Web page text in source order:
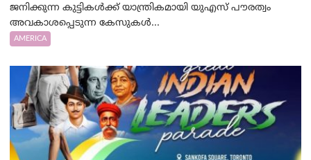
ജനിക്കുന്ന കുട്ടികൾക്ക് യാന്ത്രികമായി യുഎസ് പൗരത്വം
അവകാശപ്പെടുന്ന കേസുകൾ...
AMERICA